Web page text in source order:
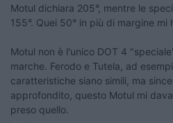
Motul dichiara 205°, mentre le
155°. Quei 50° in più di margine mi
Motul non è l'unico DOT 4
marche. Ferodo e Tutela, ad
caratteristiche siano simili, ma
approfondito, questo Motul mi
preso quello.